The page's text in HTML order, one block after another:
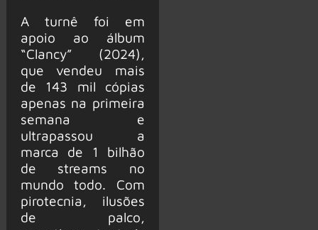
A turnê foi em
apoio ao álbum
“Clancy” (2024),
que vendeu mais
de 143 mil cópias
apenas na primeira
semana e
ultrapassou a
marca de 1 bilhão
de streams no
mundo todo. Com
pirotecnia, ilusões
de palco,